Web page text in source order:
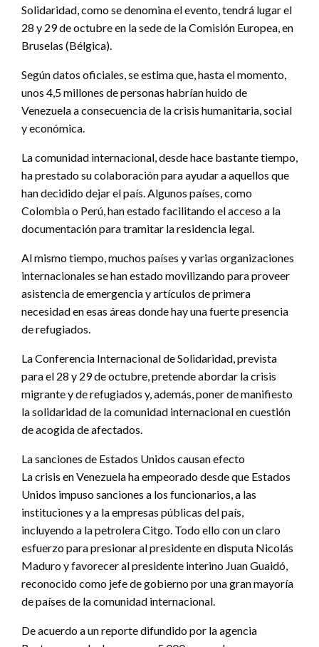
Solidaridad, como se denomina el evento, tendrá lugar el
28 y 29 de octubre en la sede de la Comisión Europea, en
Bruselas (Bélgica).
Según datos oficiales, se estima que, hasta el momento,
unos 4,5 millones de personas habrían huido de
Venezuela a consecuencia de la crisis humanitaria, social
y económica.
La comunidad internacional, desde hace bastante tiempo,
ha prestado su colaboración para ayudar a aquellos que
han decidido dejar el país. Algunos países, como
Colombia o Perú, han estado facilitando el acceso a la
documentación para tramitar la residencia legal.
Al mismo tiempo, muchos países y varias organizaciones
internacionales se han estado movilizando para proveer
asistencia de emergencia y artículos de primera
necesidad en esas áreas donde hay una fuerte presencia
de refugiados.
La Conferencia Internacional de Solidaridad, prevista
para el 28 y 29 de octubre, pretende abordar la crisis
migrante y de refugiados y, además, poner de manifiesto
la solidaridad de la comunidad internacional en cuestión
de acogida de afectados.
La sanciones de Estados Unidos causan efecto
La crisis en Venezuela ha empeorado desde que Estados
Unidos impuso sanciones a los funcionarios, a las
instituciones y a la empresas públicas del país,
incluyendo a la petrolera Citgo. Todo ello con un claro
esfuerzo para presionar al presidente en disputa Nicolás
Maduro y favorecer al presidente interino Juan Guaidó,
reconocido como jefe de gobierno por una gran mayoría
de países de la comunidad internacional.
De acuerdo a un reporte difundido por la agencia